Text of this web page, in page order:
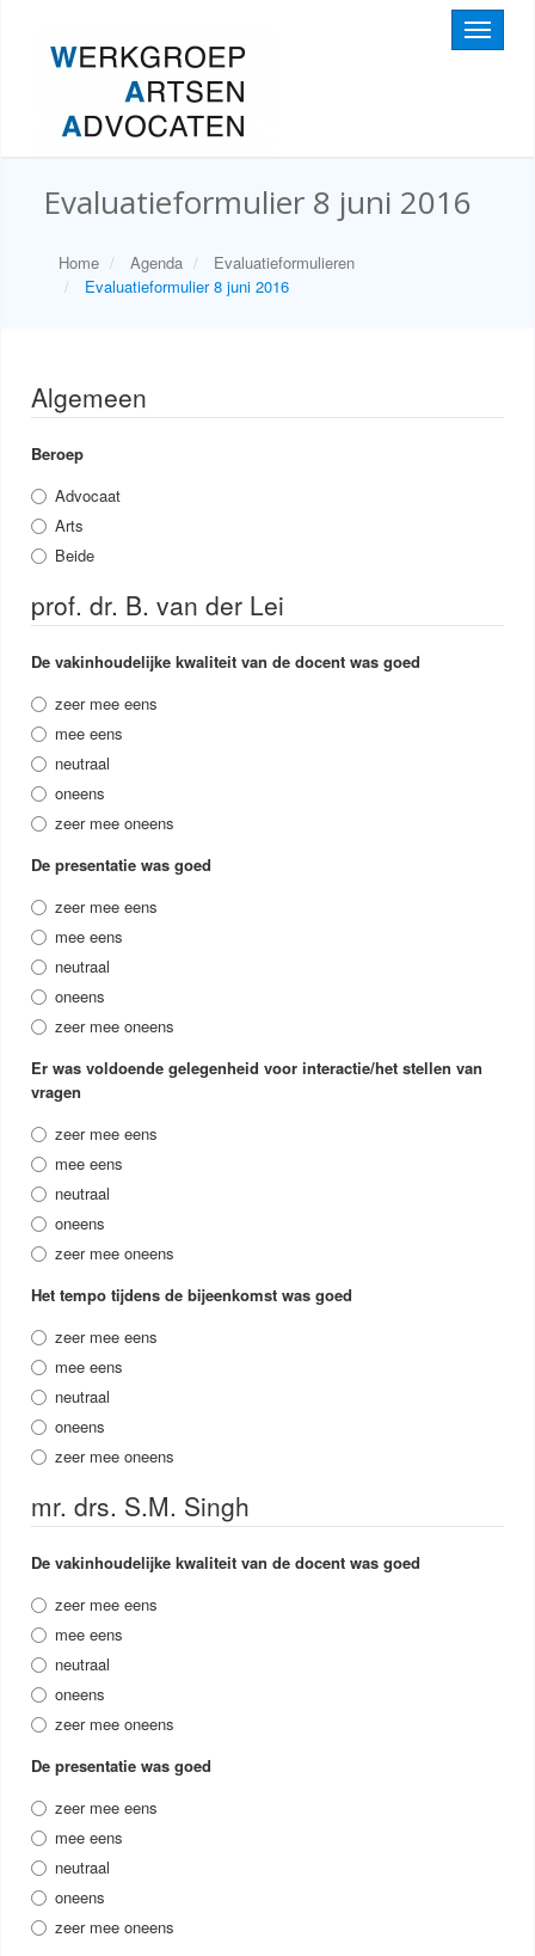
Toggle
Evaluatieformulier 8 juni 2016
Home Agenda
Evaluatieformulieren
Evaluatieformulier 8 juni 2016
Algemeen
Beroep
Advocaat
Arts
Beide
prof. dr. B. van der Lei
De vakinhoudelijke kwaliteit van de docent was goed
zeer mee eens
mee eens
neutraal
oneens
zeer mee oneens
De presentatie was goed
zeer mee eens
mee eens
neutraal
oneens
zeer mee oneens
Er was voldoende gelegenheid voor interactie/het stellen van
vragen
zeer mee eens
mee eens
neutraal
oneens
zeer mee oneens
Het tempo tijdens de bijeenkomst was goed
zeer mee eens
mee eens
neutraal
oneens
zeer mee oneens
mr. drs. S.M. Singh
De vakinhoudelijke kwaliteit van de docent was goed
zeer mee eens
mee eens
neutraal
oneens
zeer mee oneens
De presentatie was goed
zeer mee eens
mee eens
neutraal
oneens
zeer mee oneens